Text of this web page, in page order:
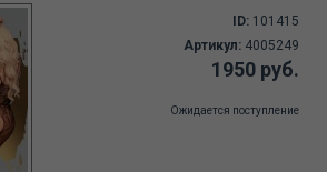
ID: 101415
Артикул: 4005249
1950 руб.
Ожидается поступление